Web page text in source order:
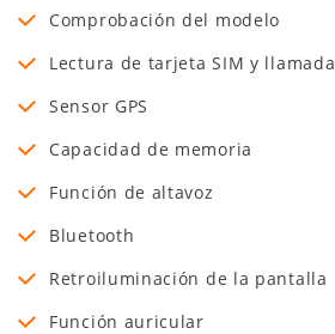
Comprobación del modelo
Lectura de tarjeta SIM y llamada
Sensor GPS
Capacidad de memoria
Función de altavoz
Bluetooth
Retroiluminación de la pantalla
Función auricular